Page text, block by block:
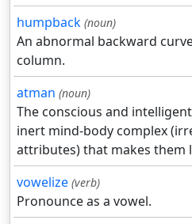
humpback (noun)
An abnormal backward
column.
atman (noun)
The conscious and
inert mind-body complex
attributes) that makes them
vowelize (verb)
Pronounce as a vowel.